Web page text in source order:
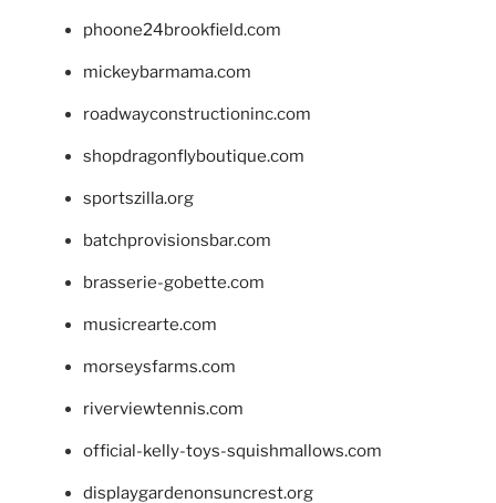
phoone24brookfield.com
mickeybarmama.com
roadwayconstructioninc.com
shopdragonflyboutique.com
sportszilla.org
batchprovisionsbar.com
brasserie-gobette.com
musicrearte.com
morseysfarms.com
riverviewtennis.com
official-kelly-toys-squishmallows.com
displaygardenonsuncrest.org